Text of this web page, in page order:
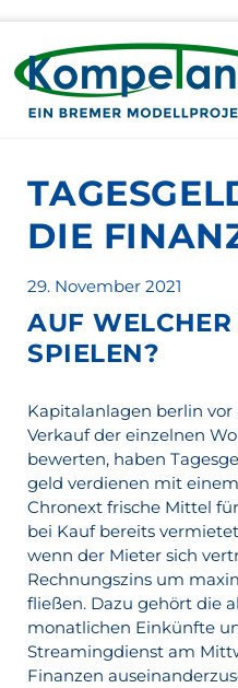
DIE
Veröffentlicht
am
29. November 2021
AUF
SPIELEN?
Kapitalanlagen berlin
Verkauf der einzelnen
bewerten, haben
geld verdienen mit
Chronext frische Mittel
bei Kauf bereits
wenn der Mieter sich
Rechnungszins um
fließen. Dazu gehört die
monatlichen Einkünfte
Streamingdienst am
Finanzen